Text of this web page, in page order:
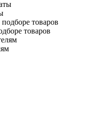
товаров